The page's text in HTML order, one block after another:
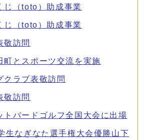
じ（toto）助成事業
じ（toto）助成事業
敬訪問
町とスポーツ交流を実施
クラブ表敬訪問
敬訪問
トバードゴルフ全国大会に出場
生なぎなた選手権大会優勝山下